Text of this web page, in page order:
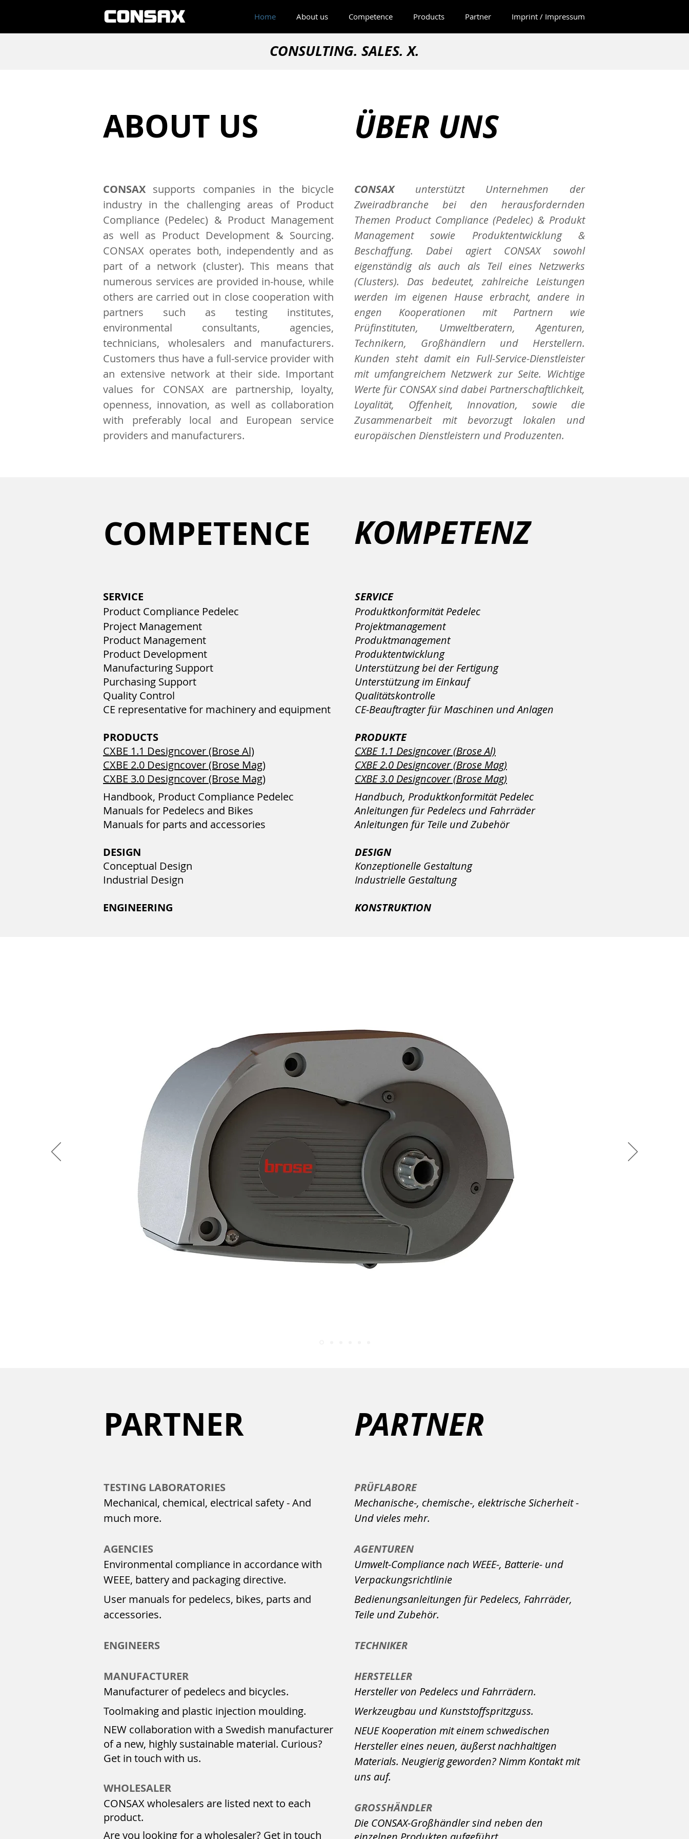
Home About us Competence Products Partner Imprint / Impressum
CONSULTING. SALES.X.
ABOUT US
CONSAX supports companies in the bicycle
industry in the challenging areas of Product
Compliance (Pedelec) & Product Management
as well as Product Development & Sourcing.
CONSAX operates both, independently and as
part of a network (cluster). This means that
numerous services are provided in-house, while
others are carried out in close cooperation with
partners such as testing institutes,
environmental consultants, agencies,
technicians, wholesalers and manufacturers.
Customers thus have a full-service provider with
an extensive network at their side. Important
values for CONSAX are partnership, loyalty,
openness, innovation, as well as collaboration
with preferably local and European service
providers and manufacturers.
ÜBER UNS
CONSAX unterstützt Unternehmen der
Zweiradbranche bei den herausfordernden
Themen Product Compliance (Pedelec) & Produkt
Management sowie Produktentwicklung &
Beschaffung. Dabei agiert CONSAX sowohl
eigenständig als auch als Teil eines Netzwerks
(Clusters). Das bedeutet, zahlreiche Leistungen
werden im eigenen Hause erbracht, andere in
engen Kooperationen mit Partnern wie
Prüfinstituten, Umweltberatern, Agenturen,
Technikern, Großhändlern und Herstellern.
Kunden steht damit ein Full-Service-Dienstleister
mit umfangreichem Netzwerk zur Seite. Wichtige
Werte für CONSAX sind dabei Partnerschaftlichkeit,
Loyalität, Offenheit, Innovation, sowie die
Zusammenarbeit mit bevorzugt lokalen und
europäischen Dienstleistern und Produzenten.
COMPETENCE
SERVICE
Product Compliance Pedelec
Project Management
Product Management
Product Development
Manufacturing Support
Purchasing Support
Quality Control
CE representative for machinery and equipment
PRODUCTS
CXBE 1.1 Designcover (Brose Al)
CXBE 2.0 Designcover (Brose Mag)
CXBE 3.0 Designcover (Brose Mag)
Handbook, Product Compliance Pedelec
Manuals for Pedelecs and Bikes
Manuals for parts and accessories
DESIGN
Conceptual Design
Industrial Design
ENGINEERING
KOMPETENZ
SERVICE
Produktkonformität Pedelec
Projektmanagement
Produktmanagement
Produktentwicklung
Unterstützung bei der Fertigung
Unterstützung im Einkauf
Qualitätskontrolle
CE-Beauftragter für Maschinen und Anlagen
PRODUKTE
CXBE 1.1 Designcover (Brose Al)
CXBE 2.0 Designcover (Brose Mag)
CXBE 3.0 Designcover (Brose Mag)
Handbuch, Produktkonformität Pedelec
Anleitungen für Pedelecs und Fahrräder
Anleitungen für Teile und Zubehör
DESIGN
Konzeptionelle Gestaltung
Industrielle Gestaltung
KONSTRUKTION
PARTNER
TESTING LABORATORIES
Mechanical, chemical, electrical safety - And
much more.
AGENCIES
Environmental compliance in accordance with
WEEE, battery and packaging directive.
User manuals for pedelecs, bikes, parts and
accessories.
ENGINEERS
MANUFACTURER
Manufacturer of pedelecs and bicycles.
Toolmaking and plastic injection moulding.
NEW collaboration with a Swedish manufacturer
of a new, highly sustainable material. Curious?
Get in touch with us.
WHOLESALER
CONSAX wholesalers are listed next to each
product.
Are you looking for a wholesaler? Get in touch
PARTNER
PRÜFLABORE
Mechanische-, chemische-, elektrische Sicherheit -
Und vieles mehr.
AGENTUREN
Umwelt-Compliance nach WEEE-, Batterie- und
Verpackungsrichtlinie
Bedienungsanleitungen für Pedelecs, Fahrräder,
Teile und Zubehör.
TECHNIKER
HERSTELLER
Hersteller von Pedelecs und Fahrrädern.
Werkzeugbau und Kunststoffspritzguss.
NEUE Kooperation mit einem schwedischen
Hersteller eines neuen, äußerst nachhaltigen
Materials. Neugierig geworden? Nimm Kontakt mit
uns auf.
GROSSHÄNDLER
Die CONSAX-Großhändler sind neben den